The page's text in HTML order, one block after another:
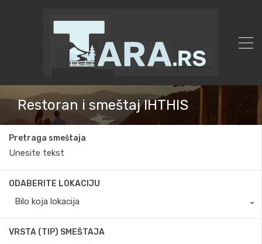
Restoran i smeštaj IHTHIS
Pretraga smeštaja
ODABERITE LOKACIJU
Bilo koja lokacija
VRSTA (TIP) SMEŠTAJA